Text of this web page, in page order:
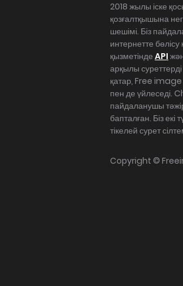
2018 жылы іске
қозғалтқышына
шешімі. Біз
интернетте
қызметінде API
арқылы
қатар, Free image
пен де үйлеседі.
пайдаланушы
бапталған. Біз екі
тікелей сурет
Copyright ©